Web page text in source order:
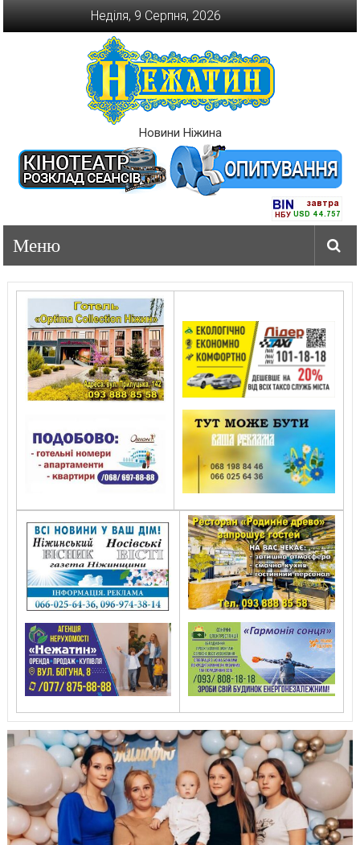
Неділя, 9 Серпня, 2026
Новини Ніжина